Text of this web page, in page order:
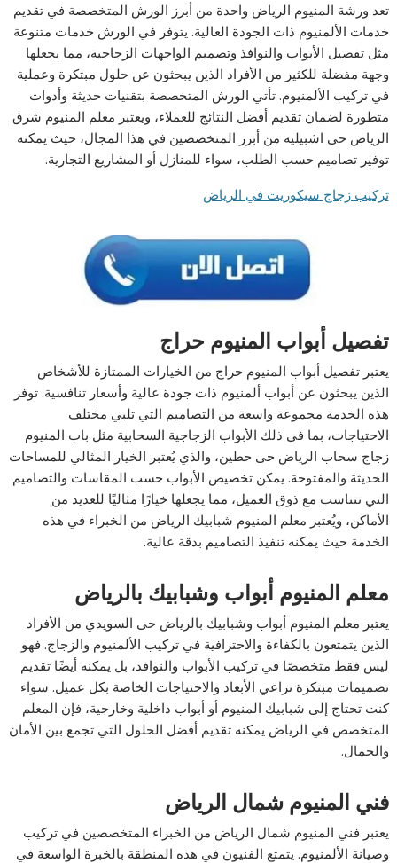
تعد ورشة المنيوم الرياض واحدة من أبرز الورش المتخصصة في تقديم
خدمات الألمنيوم ذات الجودة العالية. يتوفر في الورش خدمات متنوعة
مثل تفصيل الأبواب والنوافذ وتصميم الواجهات الزجاجية، مما يجعلها
وجهة مفضلة للكثير من الأفراد الذين يبحثون عن حلول مبتكرة وعملية
في تركيب الألمنيوم. تأتي الورش المتخصصة بتقنيات حديثة وأدوات
متطورة لضمان تقديم أفضل النتائج للعملاء، ويعتبر معلم المنيوم شرق
الرياض حى اشبيليه من أبرز المتخصصين في هذا المجال، حيث يمكنه
توفير تصاميم حسب الطلب، سواء للمنازل أو المشاريع التجارية.
تركيب زجاج سيكوريت في الرياض
تفصيل أبواب المنيوم حراج
يعتبر تفصيل أبواب المنيوم حراج من الخيارات الممتازة للأشخاص
الذين يبحثون عن أبواب ألمنيوم ذات جودة عالية وأسعار تنافسية. توفر
هذه الخدمة مجموعة واسعة من التصاميم التي تلبي مختلف
الاحتياجات، بما في ذلك الأبواب الزجاجية السحابية مثل باب المنيوم
زجاج سحاب الرياض حى حطين، والذي يُعتبر الخيار المثالي للمساحات
الحديثة والمفتوحة. يمكن تخصيص الأبواب حسب المقاسات والتصاميم
التي تتناسب مع ذوق العميل، مما يجعلها خيارًا مثاليًا للعديد من
الأماكن، ويُعتبر معلم المنيوم شبابيك الرياض من الخبراء في هذه
الخدمة حيث يمكنه تنفيذ التصاميم بدقة عالية.
معلم المنيوم أبواب وشبابيك بالرياض
يعتبر معلم المنيوم أبواب وشبابيك بالرياض حى السويدي من الأفراد
الذين يتمتعون بالكفاءة والاحترافية في تركيب الألمنيوم والزجاج. فهو
ليس فقط متخصصًا في تركيب الأبواب والنوافذ، بل يمكنه أيضًا تقديم
تصميمات مبتكرة تراعي الأبعاد والاحتياجات الخاصة بكل عميل. سواء
كنت تحتاج إلى شبابيك المنيوم أو أبواب داخلية وخارجية، فإن المعلم
المتخصص في الرياض يمكنه تقديم أفضل الحلول التي تجمع بين الأمان
والجمال.
فني المنيوم شمال الرياض
يعتبر فني المنيوم شمال الرياض من الخبراء المتخصصين في تركيب
وصيانة الألمنيوم. يتمتع الفنيون في هذه المنطقة بالخبرة الواسعة في